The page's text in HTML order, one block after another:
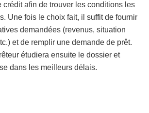
crédit afin de trouver les conditions les
Une fois le choix fait, il suffit de fournir
demandées (revenus, situation
et de remplir une demande de prêt.
étudiera ensuite le dossier et
dans les meilleurs délais.